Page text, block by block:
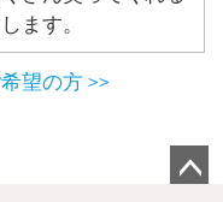
ます。
望の方 >>